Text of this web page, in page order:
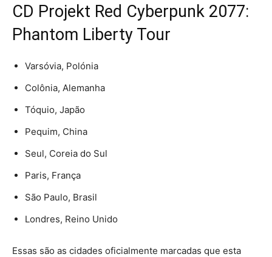
CD Projekt Red Cyberpunk 2077:
Phantom Liberty Tour
Varsóvia, Polónia
Colônia, Alemanha
Tóquio, Japão
Pequim, China
Seul, Coreia do Sul
Paris, França
São Paulo, Brasil
Londres, Reino Unido
Essas são as cidades oficialmente marcadas que esta